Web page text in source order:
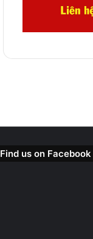
Find us on Facebook